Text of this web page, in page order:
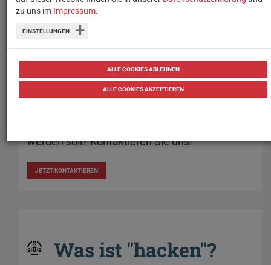
Was ist "hacken"?
Modul C: Social engineering
Reflexion
Sie benötigen nähere Tipps oder Anregungen zur
werden soll? Kontaktieren Sie uns!
JETZT KONTAKTIEREN
zu uns im Impressum.
EINSTELLUNGEN
ALLE COOKIES ABLEHNEN
ALLE COOKIES AKZEPTIEREN